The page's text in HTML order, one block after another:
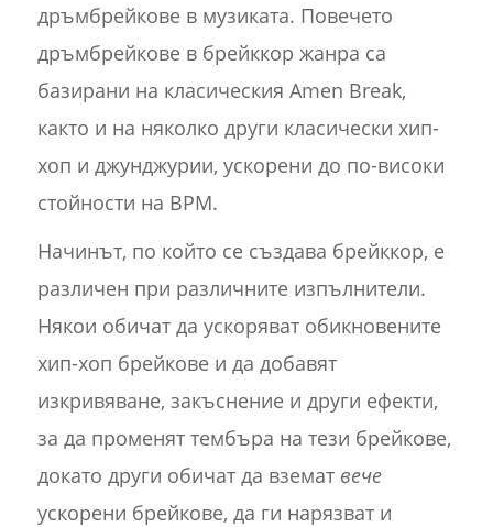
дръмбрейкове в музиката. Повечето
дръмбрейкове в брейккор жанра са
базирани на класическия Amen Break,
както и на няколко други класически хип-
хоп и джунджурии, ускорени до по-високи
стойности на BPM.
Начинът, по който се създава брейккор, е
различен при различните изпълнители.
Някои обичат да ускоряват обикновените
хип-хоп брейкове и да добавят
изкривяване, закъснение и други ефекти,
за да променят тембъра на тези брейкове,
докато други обичат да вземат вече
ускорени брейкове, да ги нарязват и